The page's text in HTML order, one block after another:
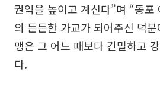
권익을 높이고 계신다”며 “동포
의 든든한 가교가 되어주신 덕
맹은 그 어느 때보다 긴밀하고
다.